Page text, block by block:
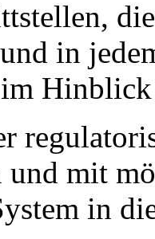
in
und mit
in